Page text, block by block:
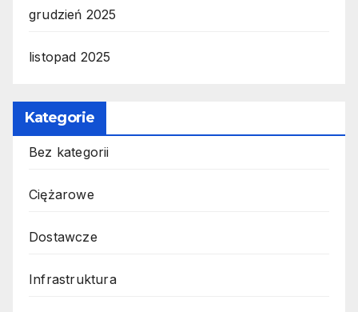
grudzień 2025
listopad 2025
Kategorie
Bez kategorii
Ciężarowe
Dostawcze
Infrastruktura